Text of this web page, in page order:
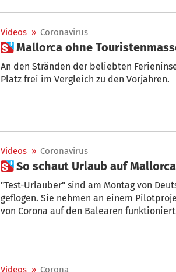
Videos » Coronavirus
 Mallorca ohne
An den Stränden der beliebten
Platz frei im Vergleich zu den Vorjahren.
Videos » Coronavirus
 So schaut Urlaub auf
"Test-Urlauber" sind am Montag von
geflogen. Sie nehmen an einem
von Corona auf den Balearen
Videos » Corona